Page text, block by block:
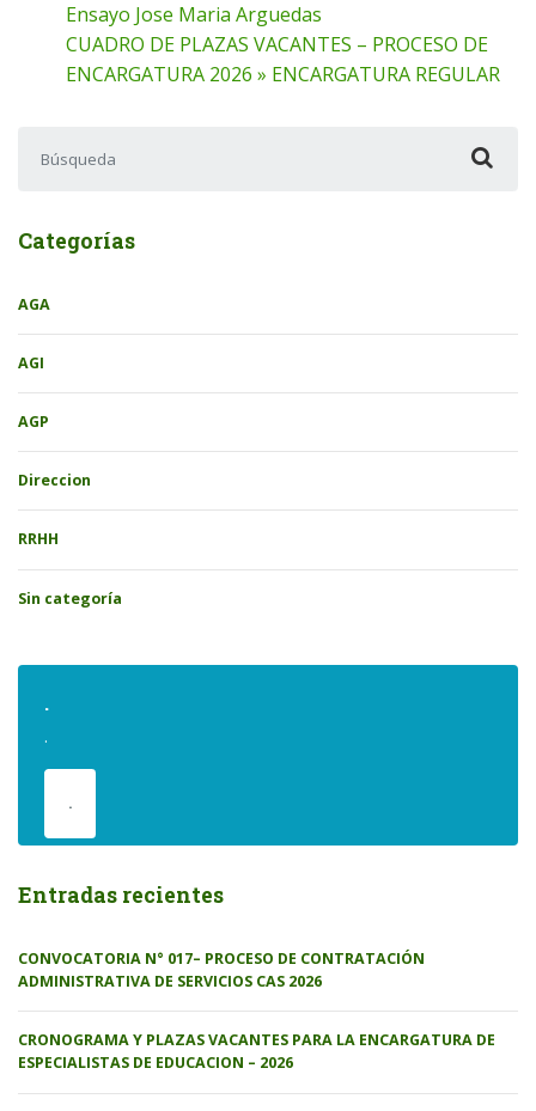
Ensayo Jose Maria Arguedas
CUADRO DE PLAZAS VACANTES – PROCESO DE
ENCARGATURA 2026 » ENCARGATURA REGULAR
Categorías
AGA
AGI
AGP
Direccion
RRHH
Sin categoría
.
.
.
Entradas recientes
CONVOCATORIA N° 017– PROCESO DE CONTRATACIÓN
ADMINISTRATIVA DE SERVICIOS CAS 2026
CRONOGRAMA Y PLAZAS VACANTES PARA LA ENCARGATURA DE
ESPECIALISTAS DE EDUCACION – 2026